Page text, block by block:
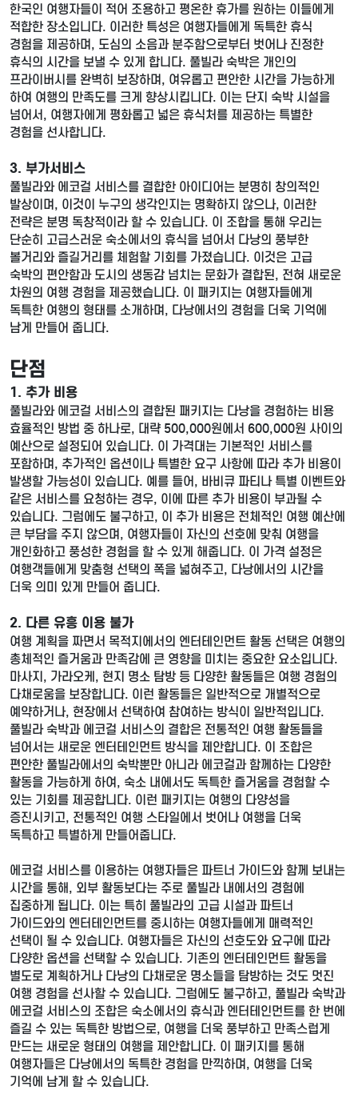
한국인 여행자들이 적어 조용하고 평온한 휴가를 원하는 이들에게
적합한 장소입니다. 이러한 특성은 여행자들에게 독특한 휴식
경험을 제공하며, 도심의 소음과 분주함으로부터 벗어나 진정한
휴식의 시간을 보낼 수 있게 합니다. 풀빌라 숙박은 개인의
프라이버시를 완벽히 보장하며, 여유롭고 편안한 시간을 가능하게
하여 여행의 만족도를 크게 향상시킵니다. 이는 단지 숙박 시설을
넘어서, 여행자에게 평화롭고 넓은 휴식처를 제공하는 특별한
경험을 선사합니다.
3. 부가서비스
풀빌라와 에코걸 서비스를 결합한 아이디어는 분명히 창의적인
발상이며, 이것이 누구의 생각인지는 명확하지 않으나, 이러한
전략은 분명 독창적이라 할 수 있습니다. 이 조합을 통해 우리는
단순히 고급스러운 숙소에서의 휴식을 넘어서 다낭의 풍부한
볼거리와 즐길거리를 체험할 기회를 가졌습니다. 이것은 고급
숙박의 편안함과 도시의 생동감 넘치는 문화가 결합된, 전혀 새로운
차원의 여행 경험을 제공했습니다. 이 패키지는 여행자들에게
독특한 여행의 형태를 소개하며, 다낭에서의 경험을 더욱 기억에
남게 만들어 줍니다.
단점
1. 추가 비용
풀빌라와 에코걸 서비스의 결합된 패키지는 다낭을 경험하는 비용
효율적인 방법 중 하나로, 대략 500,000원에서 600,000원 사이의
예산으로 설정되어 있습니다. 이 가격대는 기본적인 서비스를
포함하며, 추가적인 옵션이나 특별한 요구 사항에 따라 추가 비용이
발생할 가능성이 있습니다. 예를 들어, 바비큐 파티나 특별 이벤트와
같은 서비스를 요청하는 경우, 이에 따른 추가 비용이 부과될 수
있습니다. 그럼에도 불구하고, 이 추가 비용은 전체적인 여행 예산에
큰 부담을 주지 않으며, 여행자들이 자신의 선호에 맞춰 여행을
개인화하고 풍성한 경험을 할 수 있게 해줍니다. 이 가격 설정은
여행객들에게 맞춤형 선택의 폭을 넓혀주고, 다낭에서의 시간을
더욱 의미 있게 만들어 줍니다.
2. 다른 유흥 이용 불가
여행 계획을 짜면서 목적지에서의 엔터테인먼트 활동 선택은 여행의
총체적인 즐거움과 만족감에 큰 영향을 미치는 중요한 요소입니다.
마사지, 가라오케, 현지 명소 탐방 등 다양한 활동들은 여행 경험의
다채로움을 보장합니다. 이런 활동들은 일반적으로 개별적으로
예약하거나, 현장에서 선택하여 참여하는 방식이 일반적입니다.
풀빌라 숙박과 에코걸 서비스의 결합은 전통적인 여행 활동들을
넘어서는 새로운 엔터테인먼트 방식을 제안합니다. 이 조합은
편안한 풀빌라에서의 숙박뿐만 아니라 에코걸과 함께하는 다양한
활동을 가능하게 하여, 숙소 내에서도 독특한 즐거움을 경험할 수
있는 기회를 제공합니다. 이런 패키지는 여행의 다양성을
증진시키고, 전통적인 여행 스타일에서 벗어나 여행을 더욱
독특하고 특별하게 만들어줍니다.
에코걸 서비스를 이용하는 여행자들은 파트너 가이드와 함께 보내는
시간을 통해, 외부 활동보다는 주로 풀빌라 내에서의 경험에
집중하게 됩니다. 이는 특히 풀빌라의 고급 시설과 파트너
가이드와의 엔터테인먼트를 중시하는 여행자들에게 매력적인
선택이 될 수 있습니다. 여행자들은 자신의 선호도와 요구에 따라
다양한 옵션을 선택할 수 있습니다. 기존의 엔터테인먼트 활동을
별도로 계획하거나 다낭의 다채로운 명소들을 탐방하는 것도 멋진
여행 경험을 선사할 수 있습니다. 그럼에도 불구하고, 풀빌라 숙박과
에코걸 서비스의 조합은 숙소에서의 휴식과 엔터테인먼트를 한 번에
즐길 수 있는 독특한 방법으로, 여행을 더욱 풍부하고 만족스럽게
만드는 새로운 형태의 여행을 제안합니다. 이 패키지를 통해
여행자들은 다낭에서의 독특한 경험을 만끽하며, 여행을 더욱
기억에 남게 할 수 있습니다.